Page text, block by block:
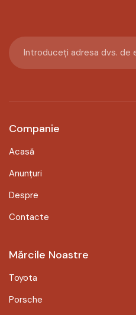
Companie
Acasă
Anunțuri
Despre
Contacte
Mărcile Noastre
Toyota
Porsche